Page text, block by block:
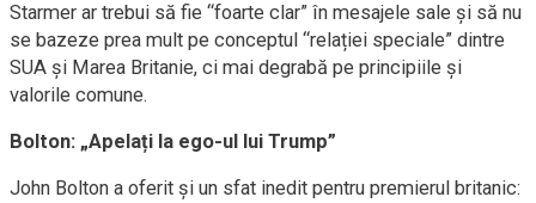
Starmer ar trebui să fie “foarte clar” în mesajele sale și să nu
se bazeze prea mult pe conceptul “relației speciale” dintre
SUA și Marea Britanie, ci mai degrabă pe principiile și
valorile comune.
Bolton: „Apelați la ego-ul lui Trump”
John Bolton a oferit și un sfat inedit pentru premierul britanic: